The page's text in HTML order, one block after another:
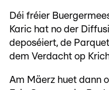
Déi fréier
Karic hat no der
deposéiert, de
dem Verdacht op
Am Mäerz huet dann